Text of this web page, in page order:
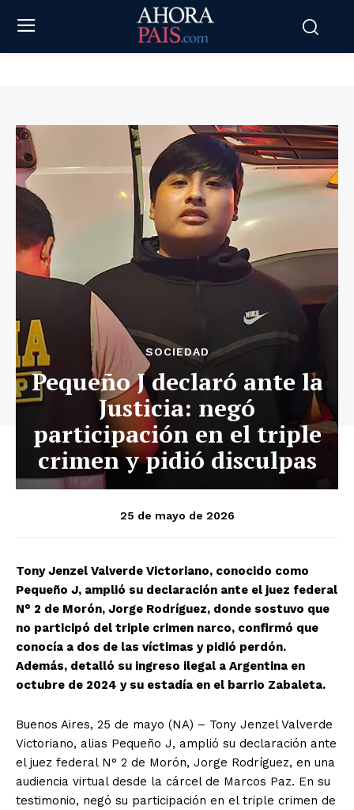
SOCIEDAD
Pequeño J declaró ante la
Justicia: negó
participación en el triple
crimen y pidió disculpas
25 de mayo de 2026
Tony Jenzel Valverde Victoriano, conocido como
Pequeño J, amplió su declaración ante el juez federal
N° 2 de Morón, Jorge Rodríguez, donde sostuvo que
no participó del triple crimen narco, confirmó que
conocía a dos de las víctimas y pidió perdón.
Además, detalló su ingreso ilegal a Argentina en
octubre de 2024 y su estadía en el barrio Zabaleta.
Buenos Aires, 25 de mayo (NA) – Tony Jenzel Valverde
Victoriano, alias Pequeño J, amplió su declaración ante
el juez federal N° 2 de Morón, Jorge Rodríguez, en una
audiencia virtual desde la cárcel de Marcos Paz. En su
testimonio, negó su participación en el triple crimen de